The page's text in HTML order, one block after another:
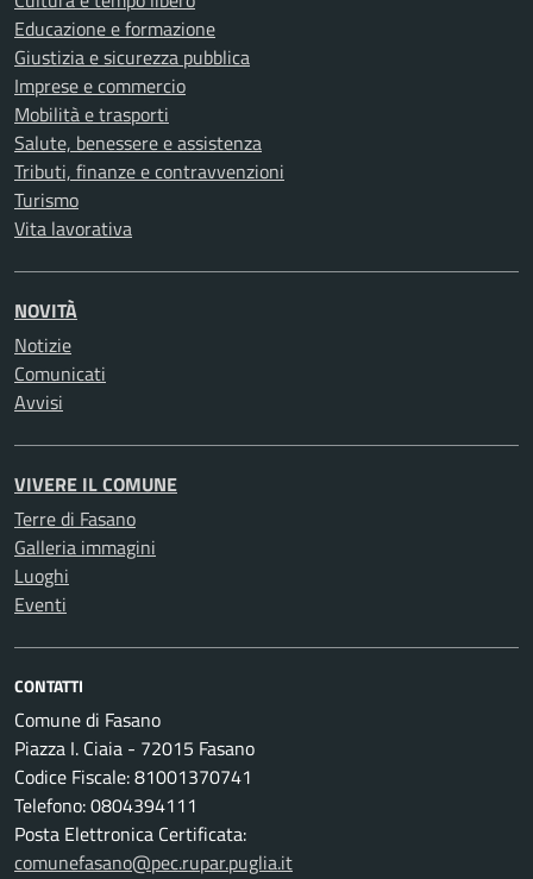
Educazione e formazione
Giustizia e sicurezza pubblica
Imprese e commercio
Mobilità e trasporti
Salute, benessere e assistenza
Tributi, finanze e contravvenzioni
Turismo
Vita lavorativa
NOVITÀ
Notizie
Comunicati
Avvisi
VIVERE IL COMUNE
Terre di Fasano
Galleria immagini
Luoghi
Eventi
CONTATTI
Comune di Fasano
Piazza I. Ciaia - 72015 Fasano
Codice Fiscale: 81001370741
Telefono: 0804394111
Posta Elettronica Certificata:
comunefasano@pec.rupar.puglia.it